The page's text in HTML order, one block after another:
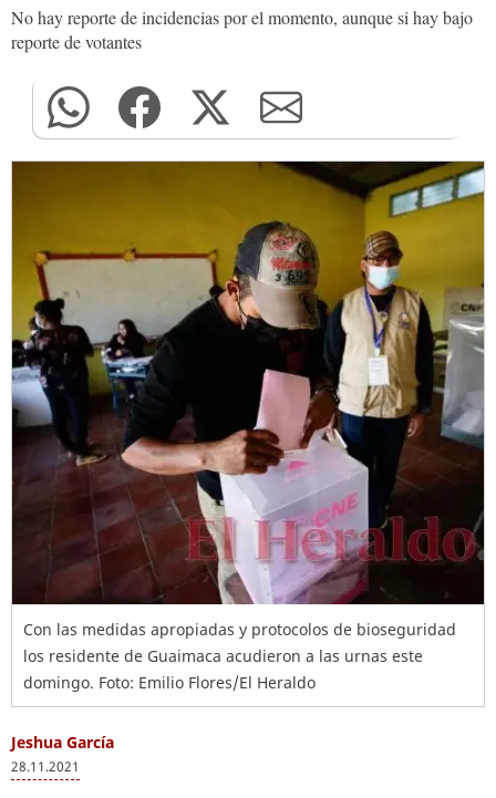
No hay reporte de incidencias por el momento, aunque si hay bajo
reporte de votantes
Con las medidas apropiadas y protocolos de bioseguridad
los residente de Guaimaca acudieron a las urnas este
domingo. Foto: Emilio Flores/El Heraldo
Jeshua García
28.11.2021